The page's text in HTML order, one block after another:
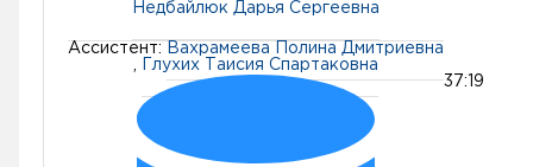
Недбайлюк Дарья Сергеевна
Ассистент:
Вахрамеева Полина Дмитриевна
Глухих Таисия Спартаковна
37:19